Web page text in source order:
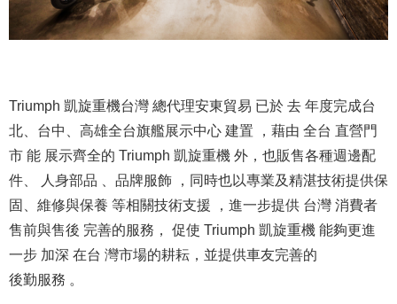
Triumph 凱旋重機台灣 總代理安東貿易 已於 去 年度完成台
北、台中、高雄全台旗艦展示中心 建置 ，藉由 全台 直營門
市 能 展示齊全的 Triumph 凱旋重機 外，也販售各種週邊配
件、 人身部品 、品牌服飾 ，同時也以專業及精湛技術提供保
固、維修與保養 等相關技術支援 ，進一步提供 台灣 消費者
售前與售後 完善的服務， 促使 Triumph 凱旋重機 能夠更進
一步 加深 在台 灣市場的耕耘，並提供車友完善的
後勤服務 。